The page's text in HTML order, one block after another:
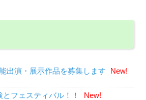
出演・展示作品を募集します New!
フェスティバル！！ New!